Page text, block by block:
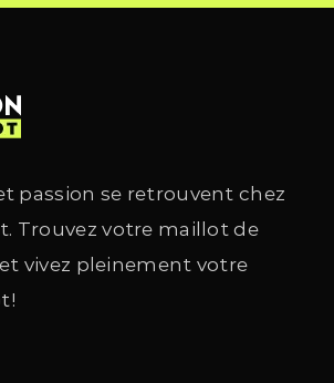
passion se retrouvent chez
Trouvez votre maillot de
vivez pleinement votre